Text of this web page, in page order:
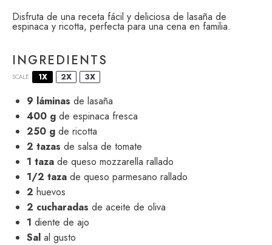
Disfruta de una receta fácil y deliciosa de lasaña de
espinaca y ricotta, perfecta para una cena en familia.
INGREDIENTS
SCALE 1X 2X 3X
9 láminas de lasaña
400 g de espinaca fresca
250 g de ricotta
2 tazas de salsa de tomate
1 taza de queso mozzarella rallado
1/2 taza de queso parmesano rallado
2 huevos
2 cucharadas de aceite de oliva
1 diente de ajo
Sal al gusto